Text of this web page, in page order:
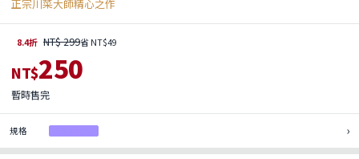
正宗川菜大師精心之作
8.4折 NT$ 299省 NT$49
NT$250
暫時售完
規格 ›